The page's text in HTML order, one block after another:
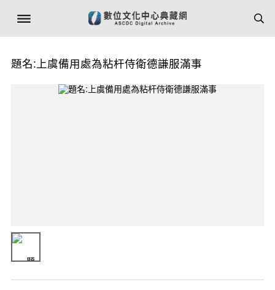
題名:上虞備用處為粘杆侍衛德謙服滿事